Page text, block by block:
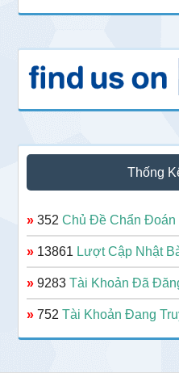
Thống
» 352Chủ Đề Chẩn Đoán
» 13861 Lượt Cập Nhật
» 9283Tài Khoản Đã
» 752Tài Khoản Đang